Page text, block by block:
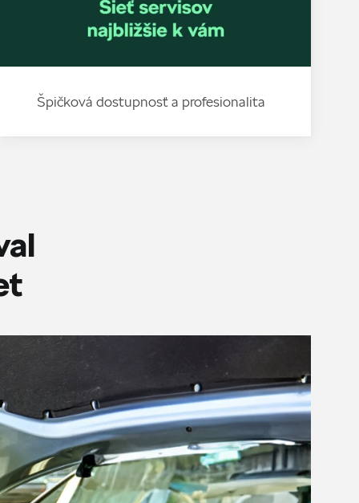
Špičková dostupnosť a profesionalita